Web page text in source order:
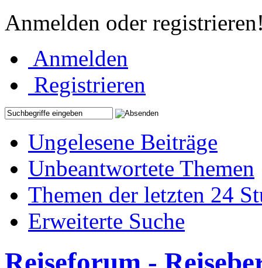
Anmelden oder
Anmelden
Registrieren
Ungelesene Beiträge
Unbeantwortete Themen
Themen der letzten 24
Erweiterte Suche